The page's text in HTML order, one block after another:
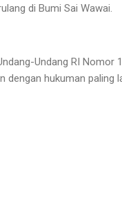
di Bumi Sai Wawai.
Undang RI Nomor
dengan hukuman paling